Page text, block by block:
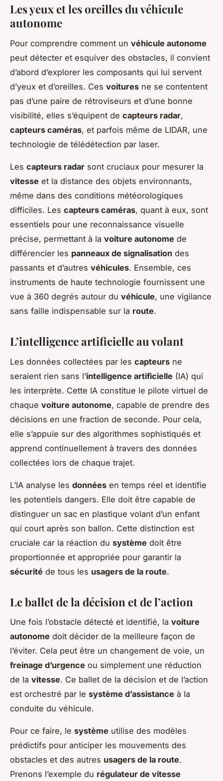
Les yeux et les oreilles du véhicule
autonome
Pour comprendre comment un véhicule autonome
peut détecter et esquiver des obstacles, il convient
d’abord d’explorer les composants qui lui servent
d’yeux et d’oreilles. Ces voitures ne se contentent
pas d’une paire de rétroviseurs et d’une bonne
visibilité, elles s’équipent de capteurs radar,
capteurs caméras, et parfois même de LIDAR, une
technologie de télédétection par laser.
Les capteurs radar sont cruciaux pour mesurer la
vitesse et la distance des objets environnants,
même dans des conditions météorologiques
difficiles. Les capteurs caméras, quant à eux, sont
essentiels pour une reconnaissance visuelle
précise, permettant à la voiture autonome de
différencier les panneaux de signalisation des
passants et d’autres véhicules. Ensemble, ces
instruments de haute technologie fournissent une
vue à 360 degrés autour du véhicule, une vigilance
sans faille indispensable sur la route.
L’intelligence artificielle au volant
Les données collectées par les capteurs ne
seraient rien sans l’intelligence artificielle (IA) qui
les interprète. Cette IA constitue le pilote virtuel de
chaque voiture autonome, capable de prendre des
décisions en une fraction de seconde. Pour cela,
elle s’appuie sur des algorithmes sophistiqués et
apprend continuellement à travers des données
collectées lors de chaque trajet.
L’IA analyse les données en temps réel et identifie
les potentiels dangers. Elle doit être capable de
distinguer un sac en plastique volant d’un enfant
qui court après son ballon. Cette distinction est
cruciale car la réaction du système doit être
proportionnée et appropriée pour garantir la
sécurité de tous les usagers de la route.
Le ballet de la décision et de l’action
Une fois l’obstacle détecté et identifié, la voiture
autonome doit décider de la meilleure façon de
l’éviter. Cela peut être un changement de voie, un
freinage d’urgence ou simplement une réduction
de la vitesse. Ce ballet de la décision et de l’action
est orchestré par le système d’assistance à la
conduite du véhicule.
Pour ce faire, le système utilise des modèles
prédictifs pour anticiper les mouvements des
obstacles et des autres usagers de la route.
Prenons l’exemple du régulateur de vitesse